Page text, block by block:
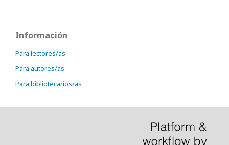
Información
Para lectores/as
Para autores/as
Para bibliotecarios/as